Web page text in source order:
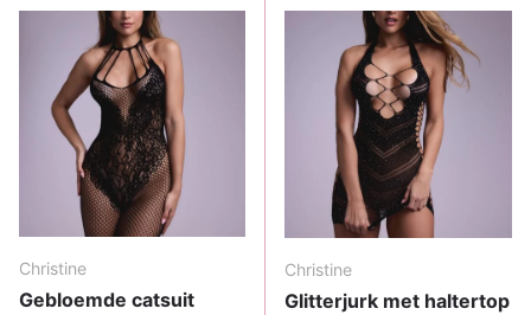
Christine
Gebloemde catsuit
Christine
Glitterjurk met haltertop